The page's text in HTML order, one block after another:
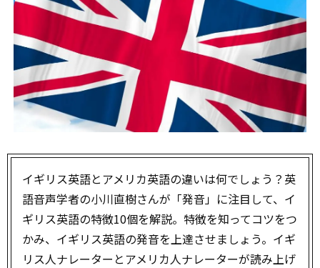
イギリス英語とアメリカ英語の違いは何でしょう？英
語音声学者の小川直樹さんが「発音」に注目して、イ
ギリス英語の特徴10個を解説。特徴を知ってコツをつ
かみ、イギリス英語の発音を上達させましょう。イギ
リス人ナレーターとアメリカ人ナレーターが読み上げ